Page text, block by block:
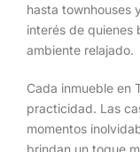
hasta townhouses
interés de quienes
ambiente relajado.
Cada inmueble en
practicidad. Las
momentos
brindan un toque